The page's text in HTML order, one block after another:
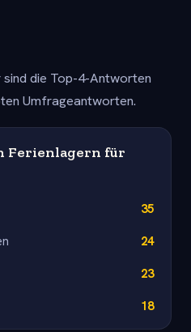
die Top-4-Antworten
Umfrageantworten.
Ferienlagern für
35
24
23
18